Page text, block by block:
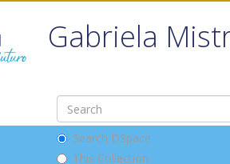
Gabriela
Search DSpace
This Collection